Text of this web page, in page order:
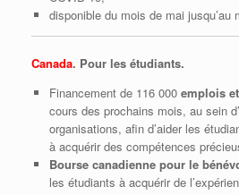
disponible du mois de mai jusqu’au
Canada. Pour les étudiants.
Financement de 116 000 emplois
cours des prochains mois, au sein
organisations, afin d’aider les
à acquérir des compétences
Bourse canadienne pour le
les étudiants à acquérir de